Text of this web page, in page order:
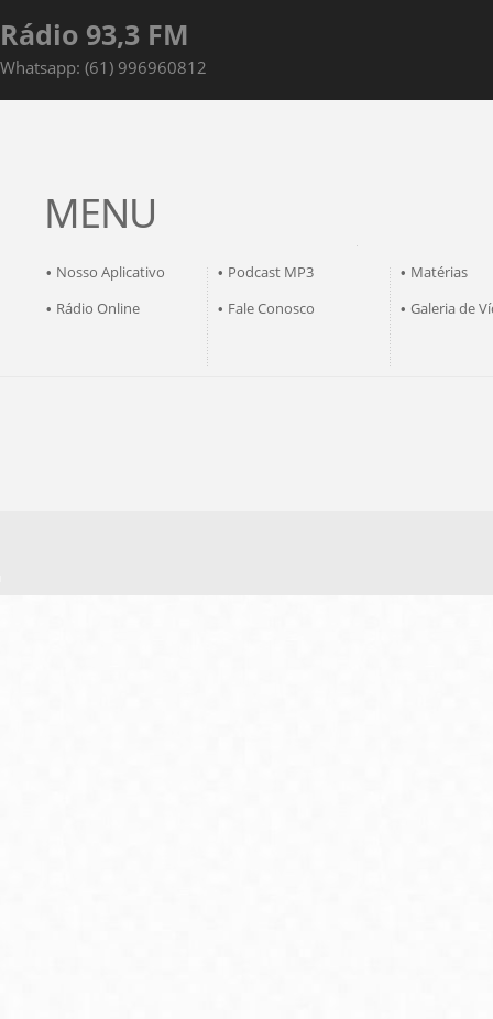
Rádio 93,3 FM
Whatsapp: (61) 996960812
MENU
• Nosso Aplicativo • Podcast MP3 • Matérias
• Rádio Online • Fale Conosco • Galeria de